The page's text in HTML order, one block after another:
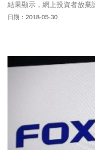
結果顯示，網上投資者放
萬元；網下投資者棄購
日期：2018-05-30